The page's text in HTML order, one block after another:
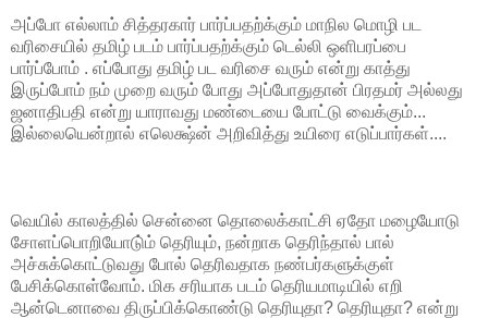
அப்போ எல்லாம் சித்தரகார் பார்ப்பதற்க்கும் மாநில மொழி பட
வரிசையில் தமிழ் படம் பார்ப்பதற்க்கும் டெல்லி ஒளிபரப்பை
பார்ப்போம் . எப்போது தமிழ் பட வரிசை வரும் என்று காத்து
இருப்போம் நம் முறை வரும் போது அப்போதுதான் பிரதமர் அல்லது
ஜனாதிபதி என்று யாராவது மண்டையை போட்டு வைக்கும்...
இல்லையென்றால் எலெக்ஷ்ன் அறிவித்து உயிரை எடுப்பார்கள்....
வெயில் காலத்தில் சென்னை தொலைக்காட்சி ஏதோ மழையோடு
சோளப்பொறியோடு்ம் தெரியும், நன்றாக தெரிந்தால் பால்
அச்சுக்கொட்டுவது போல் தெரிவதாக நண்பர்களுக்குள்
பேசிக்கொள்வோம். மிக சரியாக படம் தெரியமாடியில் எறி
ஆன்டெனாவை திருப்பிக்கொண்டு தெரியுதா? தெரியுதா? என்று